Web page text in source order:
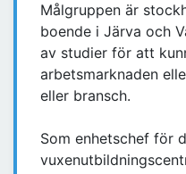
Målgruppen är
boende i Järva och
av studier för att
arbetsmarknaden
eller bransch.
Som enhetschef för